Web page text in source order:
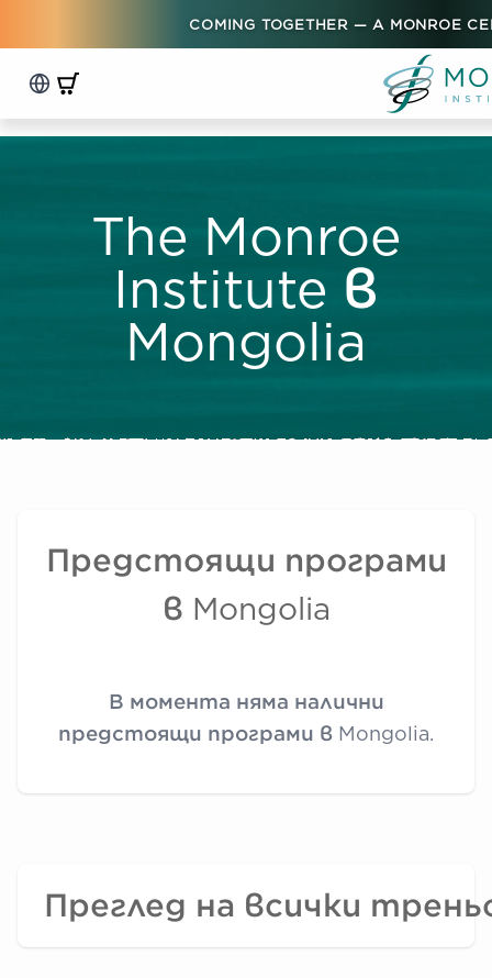
COMING TOGETHER — A MONROE
The Monroe
Institute в
Mongolia
Предстоящи програми
в Mongolia
В момента няма налични
предстоящи програми в Mongolia.
Преглед на всички